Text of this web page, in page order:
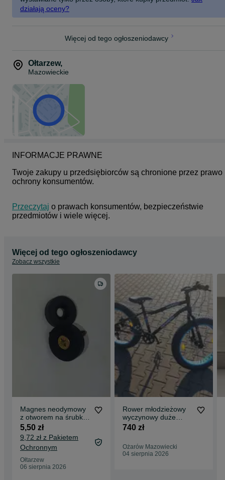
działają oceny?
Więcej od tego ogłoszeniodawcy
Ołtarzew,
Mazowieckie
INFORMACJE PRAWNE
Twoje zakupy u przedsiębiorców są chronione przez prawo
ochrony konsumentów.
Przeczytaj o prawach konsumentów, bezpieczeństwie
przedmiotów i wiele więcej.
Więcej od tego ogłoszeniodawcy
Zobacz wszystkie
Magnes neodymowy
z otworem na śrubkę
do przykręcenia w
gumie szczelny
5,50 zł
9,72 zł z Pakietem
Ochronnym
Ołtarzew
06 sierpnia 2026
Rower młodzieżowy
wyczynowy duże
opony super stan
740 zł
Ożarów Mazowiecki
04 sierpnia 2026